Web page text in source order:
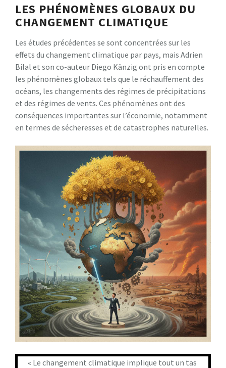
LES PHÉNOMÈNES GLOBAUX DU
CHANGEMENT CLIMATIQUE
Les études précédentes se sont concentrées sur les
effets du changement climatique par pays, mais Adrien
Bilal et son co-auteur Diego Känzig ont pris en compte
les phénomènes globaux tels que le réchauffement des
océans, les changements des régimes de précipitations
et des régimes de vents. Ces phénomènes ont des
conséquences importantes sur l’économie, notamment
en termes de sécheresses et de catastrophes naturelles.
« Le changement climatique implique tout un tas